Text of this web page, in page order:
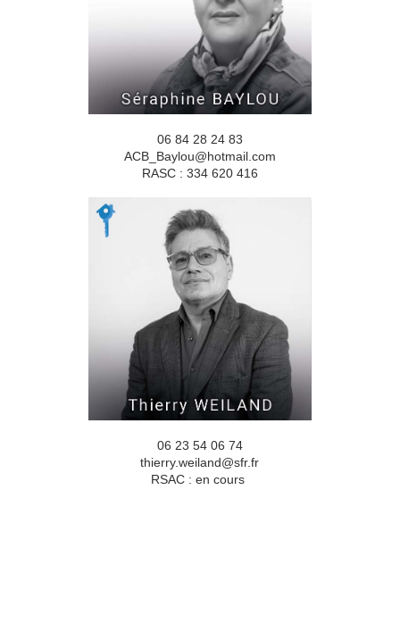
06 84 28 24 83
ACB_Baylou@hotmail.com
RASC : 334 620 416
06 23 54 06 74
thierry.weiland@sfr.fr
RSAC : en cours